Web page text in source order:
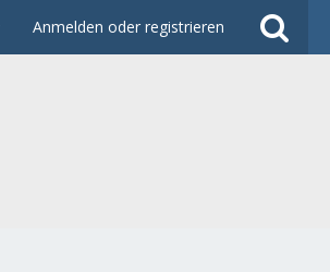
Anmelden oder registrieren